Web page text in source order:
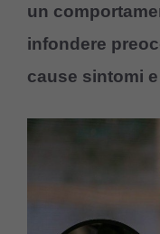
un
infondere
cause sintomi